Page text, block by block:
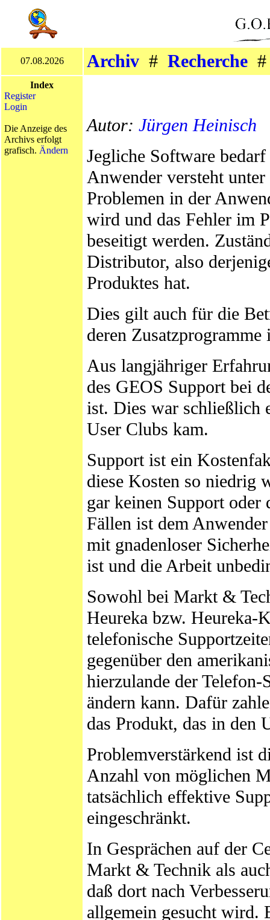
07.08.2026 Archiv # Recherche
Index
Register
Login
Die Anzeige des
Archivs erfolgt
grafisch. Ändern
Autor: Jürgen Heinisch
Jegliche Software
Anwender versteht
Problemen in der
wird und das Fehler im
beseitigt werden.
Distributor, also
Produktes hat.
Dies gilt auch für die
deren
Aus langjähriger
des GEOS Support bei
ist. Dies war schließlich
User Clubs kam.
Support ist ein
diese Kosten so niedrig
gar keinen Support oder
Fällen ist dem
mit gnadenloser
ist und die Arbeit
Sowohl bei Markt &
Heureka bzw. Heureka-
telefonische
gegenüber den
hierzulande der
ändern kann. Dafür
das Produkt, das in den
Problemverstärkend ist
Anzahl von möglichen
tatsächlich effektive
eingeschränkt.
In Gesprächen auf der
Markt & Technik als
daß dort nach
allgemein gesucht wird.